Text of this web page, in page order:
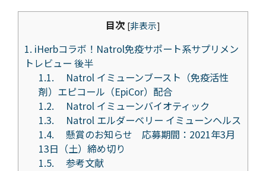
目次 [非表示]
1. iHerbコラボ！Natrol免疫サポート系サプリメン
トレビュー 後半
1.1. Natrol イミューンブースト（免疫活性
剤）エピコール（EpiCor）配合
1.2. Natrol イミューンバイオティック
1.3. Natrol エルダーベリー イミューンヘルス
1.4. 懸賞のお知らせ 応募期間：2021年3月
13日（土）締め切り
1.5. 参考文献